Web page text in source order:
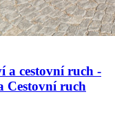
a cestovní ruch -
Cestovní ruch